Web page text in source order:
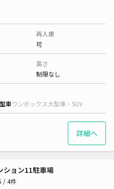
再入庫
可
高さ
制限なし
車ワンボックス大型車・SUV
詳細へ
ション11駐車場
/ 4件